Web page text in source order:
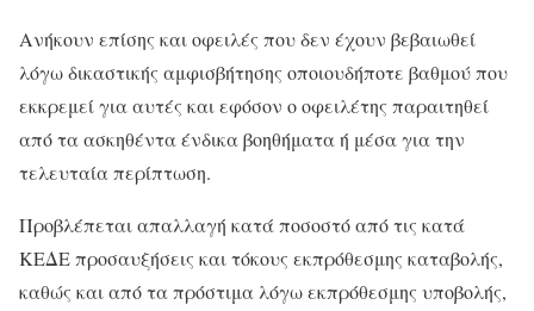
Ανήκουν επίσης και οφειλές που δεν έχουν βεβαιωθεί
λόγω δικαστικής αμφισβήτησης οποιουδήποτε βαθμού που
εκκρεμεί για αυτές και εφόσον ο οφειλέτης παραιτηθεί
από τα ασκηθέντα ένδικα βοηθήματα ή μέσα για την
τελευταία περίπτωση.
Προβλέπεται απαλλαγή κατά ποσοστό από τις κατά
ΚΕΔΕ προσαυξήσεις και τόκους εκπρόθεσμης καταβολής,
καθώς και από τα πρόστιμα λόγω εκπρόθεσμης υποβολής,